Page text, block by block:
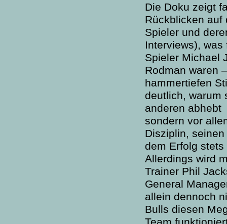
Die Doku zeigt
Rückblicken auf
Spieler und
Interviews),
Spieler Michael
Rodman waren
hammertiefen
deutlich, warum
anderen abhebt
sondern vor
Disziplin,
dem Erfolg
Allerdings wird
Trainer Phil
General
allein dennoch
Bulls diesen
Team